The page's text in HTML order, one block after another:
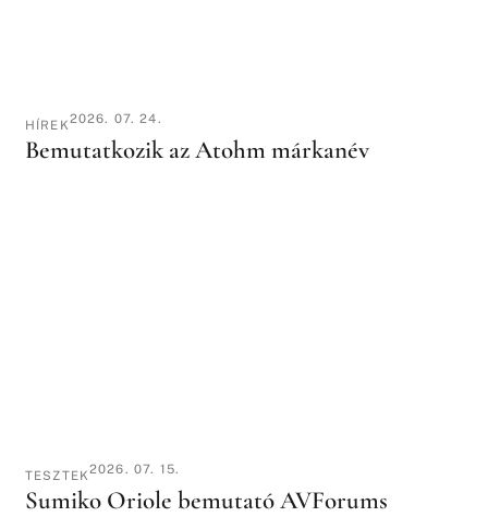
HÍREK2026. 07. 24.
Bemutatkozik az Atohm márkanév
TESZTEK2026. 07. 15.
Sumiko Oriole bemutató AVForums